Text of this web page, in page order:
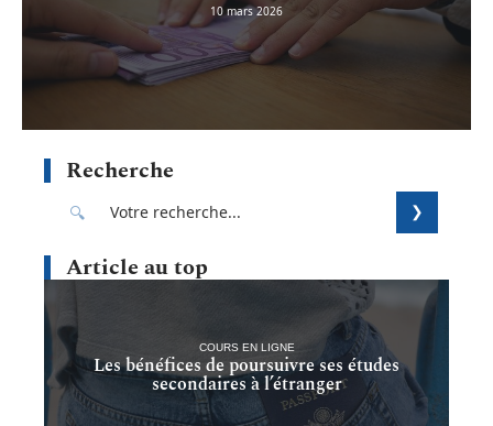
10 mars 2026
Recherche
Article au top
COURS EN LIGNE
Les bénéfices de poursuivre ses études
secondaires à l’étranger